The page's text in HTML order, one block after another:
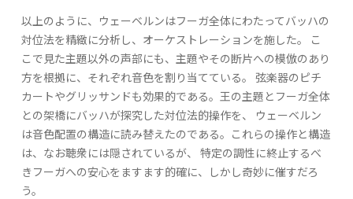
以上のように、ウェーベルンはフーガ全体にわたってバッハの
対位法を精緻に分析し、オーケストレーションを施した。 こ
こで見た主題以外の声部にも、主題やその断片への模倣のあり
方を根拠に、それぞれ音色を割り当てている。 弦楽器のピチ
カートやグリッサンドも効果的である。王の主題とフーガ全体
との架橋にバッハが探究した対位法的操作を、 ウェーベルン
は音色配置の構造に読み替えたのである。これらの操作と構造
は、なお聴衆には隠されているが、 特定の調性に終止するべ
きフーガへの安心をますます的確に、しかし奇妙に催すだろ
う。